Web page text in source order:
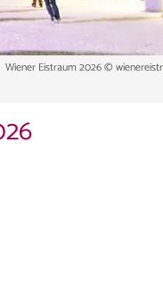
Wiener Eistraum 2026 ©